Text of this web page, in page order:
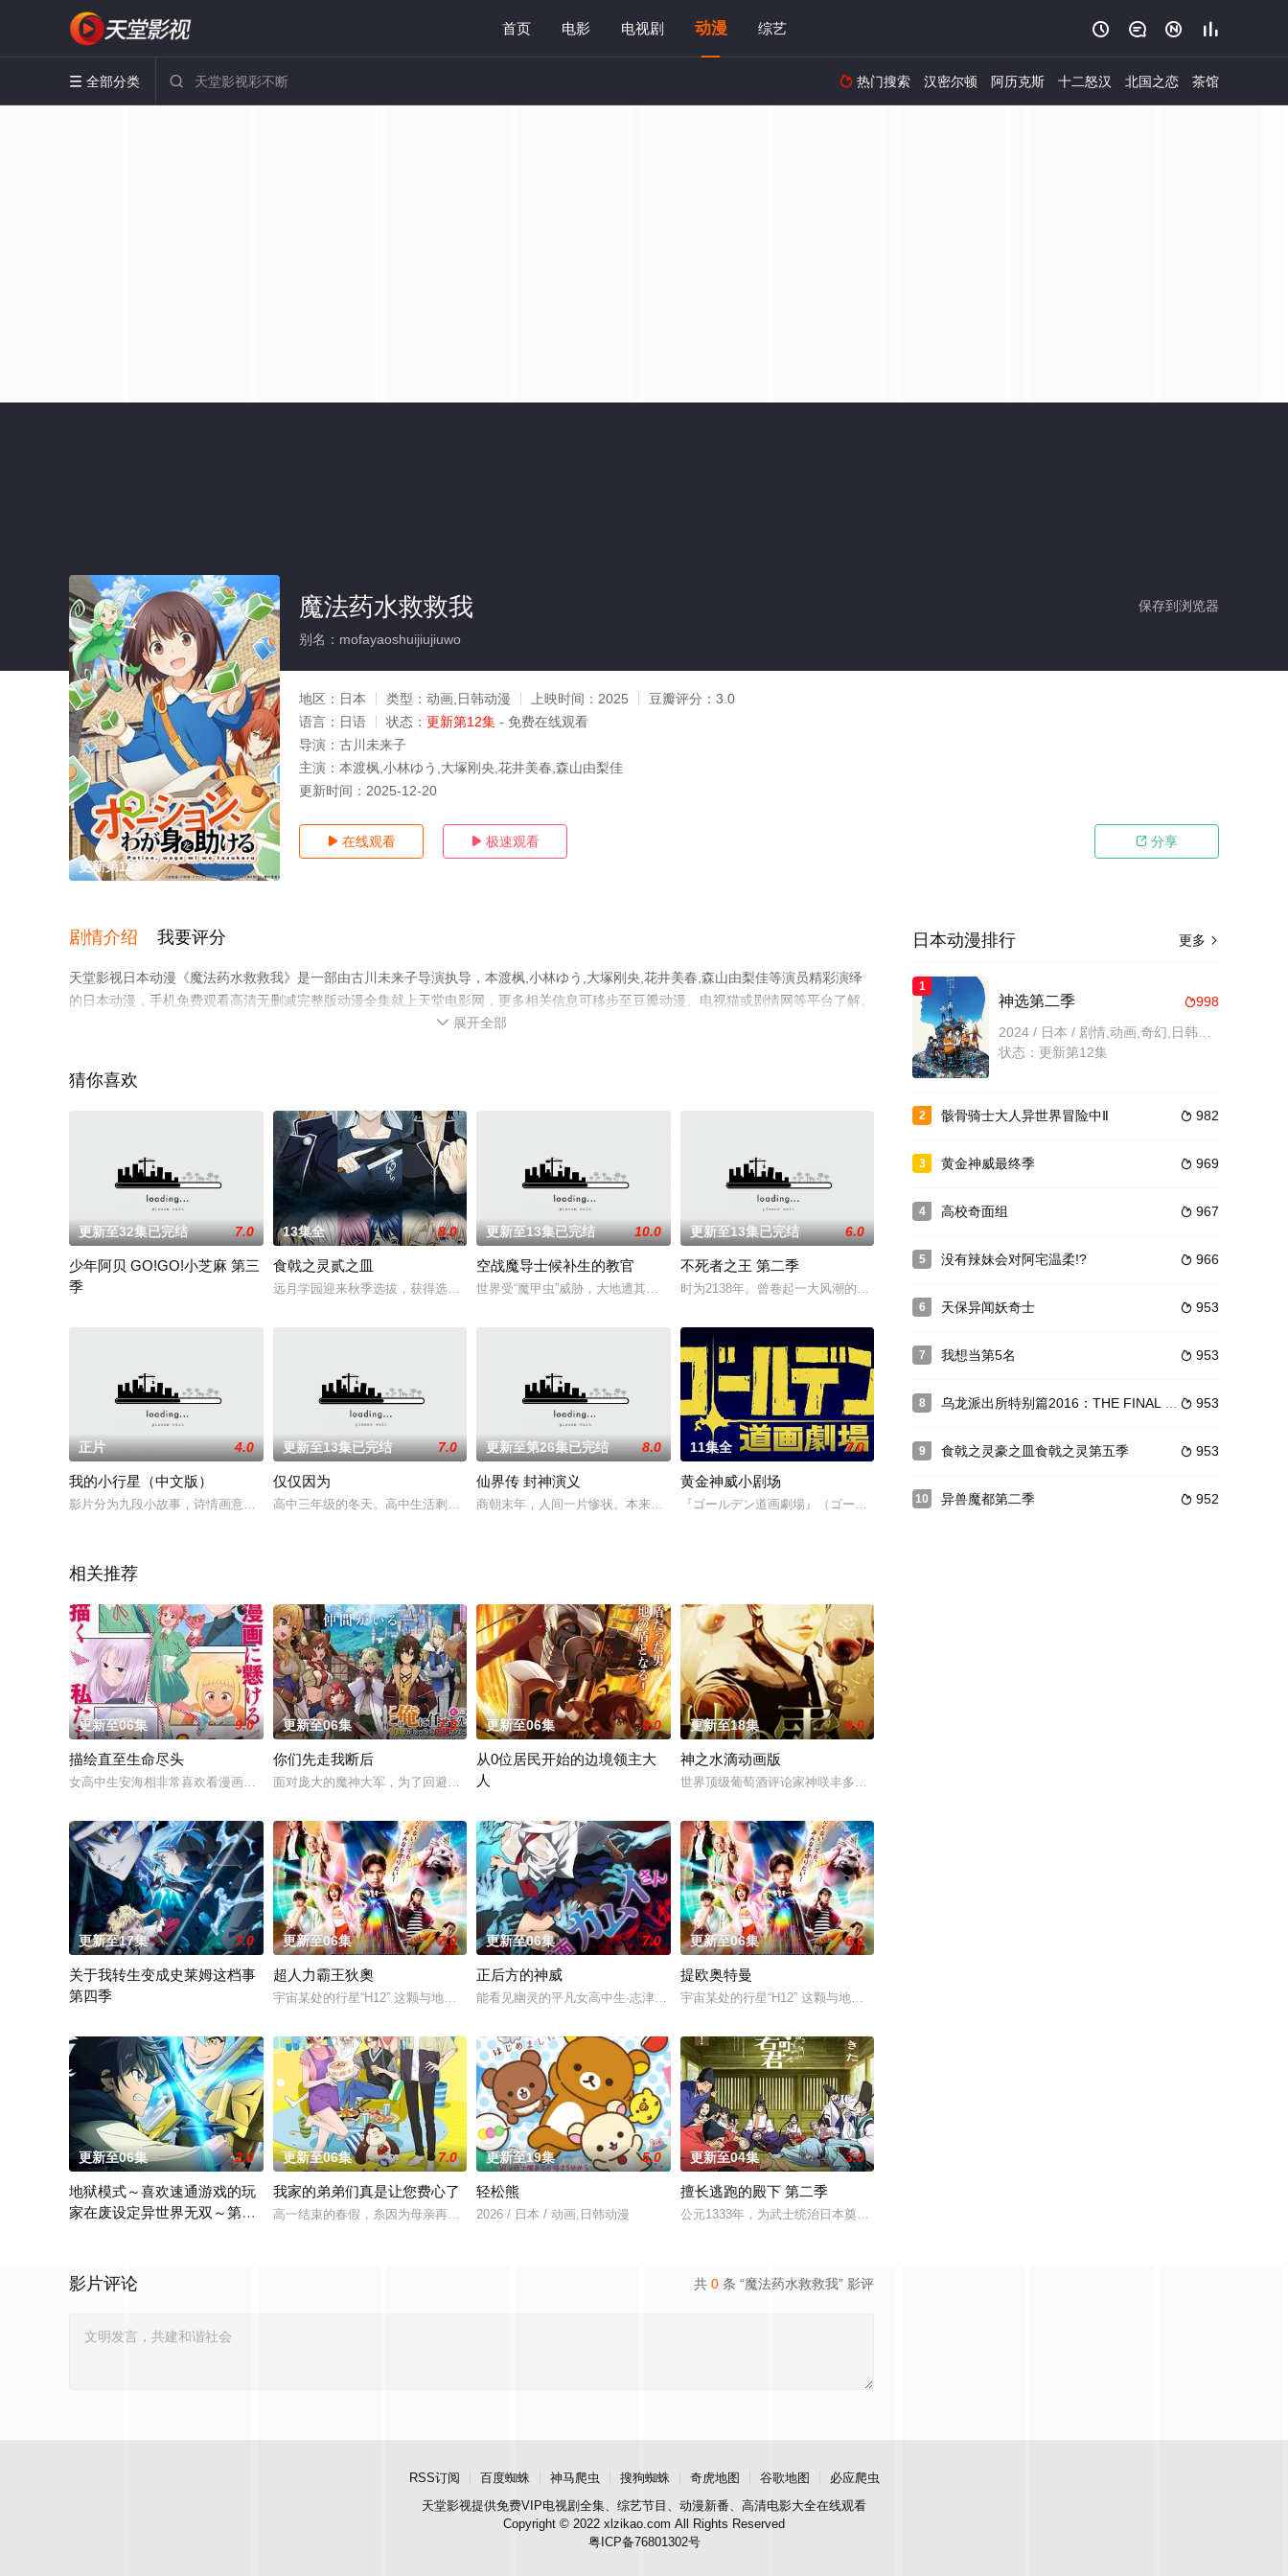
首页 电影 电视剧 动漫 综艺    
 全部分类   热门搜索 汉密尔顿 阿历克斯 十二怒汉 北国之恋 茶馆
更新第12集
保存到浏览器
魔法药水救救我
别名：mofayaoshuijiujiuwo
地区： 日本 类型： 动画,日韩动漫 上映时间： 2025 豆瓣评分： 3.0
语言： 日语 状态： 更新第12集 - 免费在线观看
导演： 古川未来子
主演： 本渡枫,小林ゆう,大塚刚央,花井美春,森山由梨佳
更新时间： 2025-12-20
 在线观看  极速观看  分享
剧情介绍 我要评分
天堂影视日本动漫《魔法药水救救我》是一部由古川未来子导演执导，本渡枫,小林ゆう,大塚刚央,花井美春,森山由梨佳等演员精彩演绎
的日本动漫，手机免费观看高清无删减完整版动漫全集就上天堂电影网，更多相关信息可移步至豆瓣动漫、电视猫或剧情网等平台了解。
 展开全部
猜你喜欢
更新至32集已完结 7.0
少年阿贝 GO!GO!小芝麻 第三
季
13集全 8.0
食戟之灵贰之皿
远月学园迎来秋季选拔，获得选拔资格的创真迎来新的挑战。
更新至13集已完结 10.0
空战魔导士候补生的教官
世界受“魔甲虫”威胁，大地遭其占据，人类如今只能住在天空中的浮游都市里。人类当中诞生出以魔力对抗“魔甲虫”的魔法师——空战魔导士。就读
更新至13集已完结 6.0
不死者之王 第二季
时为2138年。曾卷起一大风潮的虚拟现实体感型网络游戏《YGGDRASIL》即将迎来停服。玩家飞鼠在曾经以
正片 4.0
我的小行星（中文版）
影片分为九段小故事，诗情画意中通过有趣的方式讲述着生态。故事分别是：一滴水旅行记、不受欢迎者、神奇的根、瓢虫与蚜虫、包装推成的山、恋爱的刺
更新至13集已完结 7.0
仅仅因为
高中三年级的冬天。高中生活剩下的时间已经不多。这样下去总有一天会迎来毕业，任谁都是这么想的。直到他的突然归来。初中时一度搬迁到遥远城市的同
更新至第26集已完结 8.0
仙界传 封神演义
商朝末年，人间一片惨状。本来贤明的君主纣王（三浦绪子 配音）被妖女妲己（加素由美 配音）魅惑，终日沉迷在酒池肉林之中。妲己代领其一帮
11集全 7.0
黄金神威小剧场
『ゴールデン道画劇場』（ゴールデンどうがげきじょう）はYoutubeで毎週月曜23:30に期間限定で配信され
相关推荐
更新至06集 9.0
描绘直至生命尽头
女高中生安海相非常喜欢看漫画，尤其是 ☆野0 的《机器太与狸太》。国文老师手岛斥责她是浪费生命、声称漫画都是虚构，在没收漫画后，手岛指出漫
更新至06集 7.0
你们先走我断后
面对庞大的魔神大军，为了回避全灭危机，勒库对伙伴们说出「这边交给我，你们先走吧！」， 一个人殿后对抗敌人大军，就在他终于消灭敌人回到城镇时
更新至06集 9.0
从0位居民开始的边境领主大
人
更新至18集 9.0
神之水滴动画版
世界顶级葡萄酒评论家神咲丰多香去世以后，留下了价值20亿日圆的丰厚遗产和一封遗书。在遗书中他宣布，
更新至17集 7.0
关于我转生变成史莱姆这档事
第四季
更新至06集 7.0
超人力霸王狄奧
宇宙某处的行星“H12” 这颗与地球极其相似的星球，某日遭到了来自外星的宇宙怪兽袭击 在星球崩毁、走向灭亡之际，一名外星人独自逃往了地球
更新至06集 7.0
正后方的神威
能看见幽灵的平凡女高中生·志津香，利用容易吸引幽灵的特殊体质，从旁协助知名灵能力者·神威除灵。 拥有压倒性灵力的神威，除灵方式却是前所
更新至06集 6.0
提欧奥特曼
宇宙某处的行星“H12” 这颗与地球极其相似的星球，某日遭到了来自外星的宇宙怪兽袭击 在星球崩毁、走向灭
更新至06集 2.0
地狱模式～喜欢速通游戏的玩
家在废设定异世界无双～第二
更新至06集 7.0
我家的弟弟们真是让您费心了
高一结束的春假，糸因为母亲再婚而搬家。但让她没想到的是，竟多了四个弟弟，令她大为震惊！虽然她全力想与新家人打好关系，但长男·源的态度却异常
更新至19集 5.0
轻松熊
2026 / 日本 / 动画,日韩动漫
更新至04集 3.0
擅长逃跑的殿下 第二季
公元1333年，为武士统治日本奠定基石的镰仓幕府，因其所信任的幕臣——足利尊氏的谋反而宣告灭亡。 失
共 0 条 “魔法药水救救我” 影评
影片评论
更多 
日本动漫排行
1
998
神选第二季
状态：更新第12集
2  982
骸骨骑士大人异世界冒险中Ⅱ
3  969
黄金神威最终季
4  967
高校奇面组
5  966
没有辣妹会对阿宅温柔!?
6  953
天保异闻妖奇士
7  953
我想当第5名
8  953
乌龙派出所特别篇2016：THE FINAL 两津勘吉最后的一天
9  953
食戟之灵豪之皿食戟之灵第五季
10  952
异兽魔都第二季
RSS订阅 百度蜘蛛 神马爬虫 搜狗蜘蛛 奇虎地图 谷歌地图
必应爬虫
天堂影视提供免费VIP电视剧全集、综艺节目、动漫新番、高清电影大全在线观看
Copyright © 2022 xlzikao.com All Rights Reserved
粤ICP备76801302号